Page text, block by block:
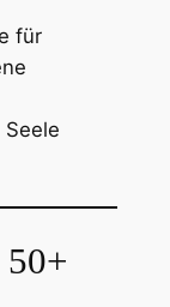
für